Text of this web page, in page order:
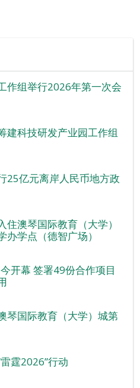
作组举行2026年第一次会
建科技研发产业园工作组
25亿元离岸人民币地方政
澳琴国际教育（大学）
学点（德智广场）
开幕 签署49份合作项目
琴国际教育（大学）城第
霆2026”行动